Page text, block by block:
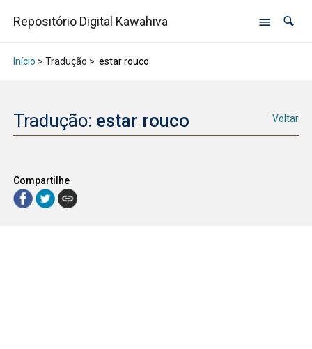
Repositório Digital Kawahiva
Início > Tradução > estar rouco
Tradução: estar rouco Voltar
Compartilhe